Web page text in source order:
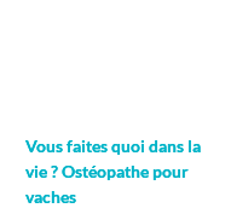
Vous faites quoi dans la
vie ? Ostéopathe pour
vaches